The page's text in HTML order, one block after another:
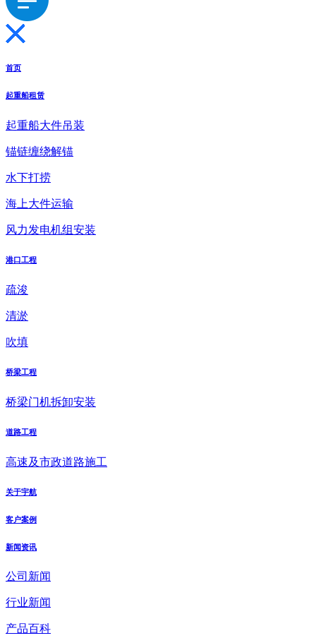
首页
起重船租赁
起重船大件吊装
锚链缠绕解锚
水下打捞
海上大件运输
风力发电机组安装
港口工程
疏浚
清淤
吹填
桥梁工程
桥梁门机拆卸安装
道路工程
高速及市政道路施工
关于宇航
客户案例
新闻资讯
公司新闻
行业新闻
产品百科